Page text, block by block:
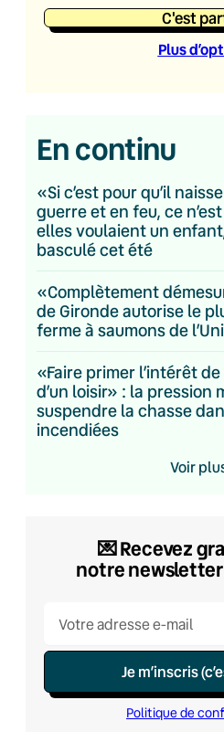
C'est
Plus
En continu
«Si c’est pour qu’il
guerre et en feu, ce
elles voulaient un
basculé cet été
«Complètement
de Gironde autorise le
ferme à saumons de
«Faire primer l’intérêt
d’un loisir» : la pression
suspendre la chasse
incendiées
Voir
💌​ Recevez
notre
Je m’inscris
Politique de